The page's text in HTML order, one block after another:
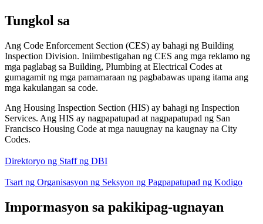
Tungkol sa
Ang Code Enforcement Section (CES) ay bahagi ng Building
Inspection Division. Iniimbestigahan ng CES ang mga reklamo ng
mga paglabag sa Building, Plumbing at Electrical Codes at
gumagamit ng mga pamamaraan ng pagbabawas upang itama ang
mga kakulangan sa code.
Ang Housing Inspection Section (HIS) ay bahagi ng Inspection
Services. Ang HIS ay nagpapatupad at nagpapatupad ng San
Francisco Housing Code at mga nauugnay na kaugnay na City
Codes.
Direktoryo ng Staff ng DBI
Tsart ng Organisasyon ng Seksyon ng Pagpapatupad ng Kodigo
Impormasyon sa pakikipag-ugnayan